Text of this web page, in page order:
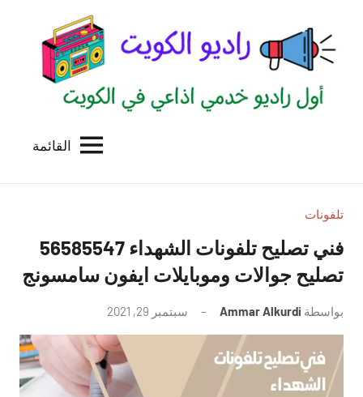
المحتوى
الكويت
للاعلانات
بالكويت
القائمة
تلفونات
فني تصليح تلفونات الشهداء 56585547
تصليح جوالات وموبايلات ايفون سامسونج
بواسطة Ammar Alkurdi سبتمبر 29, 2021
توجد
تعليقات